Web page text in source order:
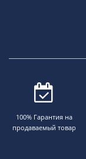
100% Гарантия на
продаваемый товар